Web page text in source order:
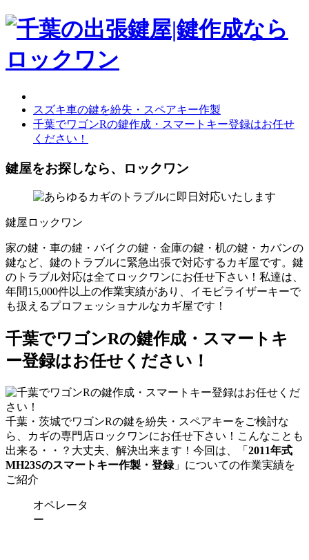
スズキ車の鍵を紛失・スペアキー作製
千葉でワゴンRの鍵作成・スマートキー登録はお任せ
ください！
鍵屋をお探しなら、ロックワン
鍵屋ロックワン
家の鍵・車の鍵・バイクの鍵・金庫の鍵・机の鍵・カバンの
鍵など、鍵のトラブルに緊急出張で対応するカギ屋です。鍵
のトラブル対応は全てロックワンにお任せ下さい！私達は、
年間15,000件以上の作業実績があり、イモビライザーキーで
も扱えるプロフェッショナルなカギ屋です！
千葉でワゴンRの鍵作成・スマートキ
ー登録はお任せください！
千葉・茨城でワゴンRの鍵を紛失・スペアキーをご検討な
ら、カギの専門店ロックワンにお任せ下さい！こんなことも
出来る・・？大丈夫、解決出来ます！今回は、「 2011年式
MH23Sのスマートキー作製・登録」についての作業実績を
ご紹介
オペレータ
ー